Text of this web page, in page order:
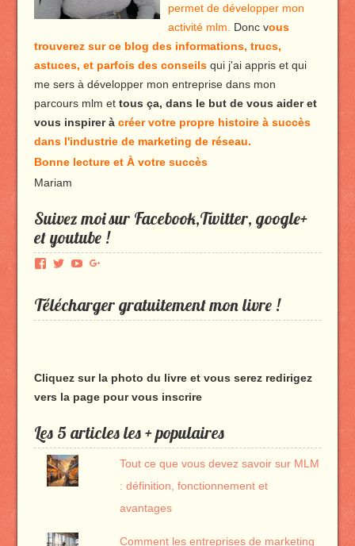
permet de développer mon
activité mlm.
Donc vous
trouverez sur ce blog des informations, trucs,
astuces, et parfois des conseils qui j'ai appris et qui
me sers à développer mon entreprise dans mon
parcours mlm ettous ça, dans le but de vous aider et
vous inspirer à créer votre propre histoire à succès
dans l'industrie de marketing de réseau.
Bonne lecture et À votre succès
Mariam
Suivez moi sur Facebook,Twitter, google+
et youtube !
Voir
de
Produmlm
Voir
de
porodumlm
Voir
de
UC_2UgAmhWDuaRIDwEQiQ9iA
de
produmlm
Télécharger gratuitement mon livre !
Cliquez sur la photo du livre et vous serez redirigez
vers la page pour vous inscrire
Les 5 articles les + populaires
Tout ce que vous devez savoir sur MLM
: définition, fonctionnement et
avantages
Comment les entreprises de marketing